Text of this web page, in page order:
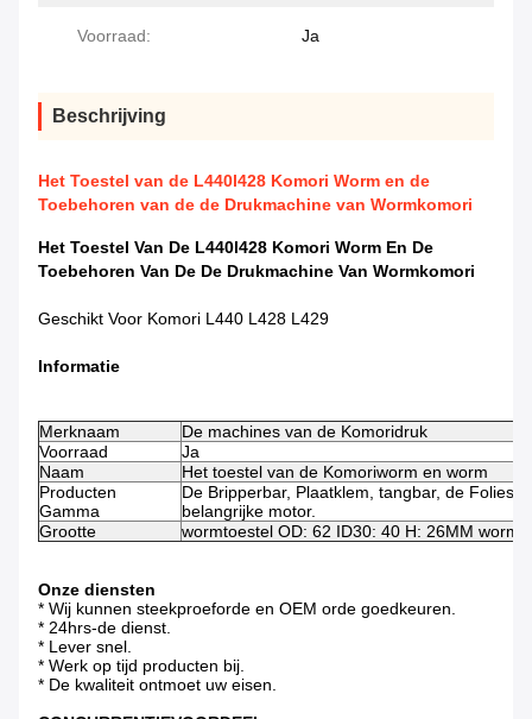
Voorraad: Ja
Beschrijving
Het Toestel van de L440l428 Komori Worm en de
Toebehoren van de de Drukmachine van Wormkomori
Het Toestel Van De L440l428 Komori Worm En De
Toebehoren Van De De Drukmachine Van Wormkomori
Geschikt Voor Komori L440 L428 L429
Informatie
Merknaam
De machines van de Komoridruk
Voorraad
Ja
Naam
Het toestel van de Komoriworm en worm
Producten
Gamma
De Bripperbar, Plaatklem, tangbar, de Folies
belangrijke motor.
Grootte
wormtoestel OD: 62 ID30: 40 H: 26MM worm
Onze diensten
* Wij kunnen steekproeforde en OEM orde goedkeuren.
* 24hrs-de dienst.
* Lever snel.
* Werk op tijd producten bij.
* De kwaliteit ontmoet uw eisen.